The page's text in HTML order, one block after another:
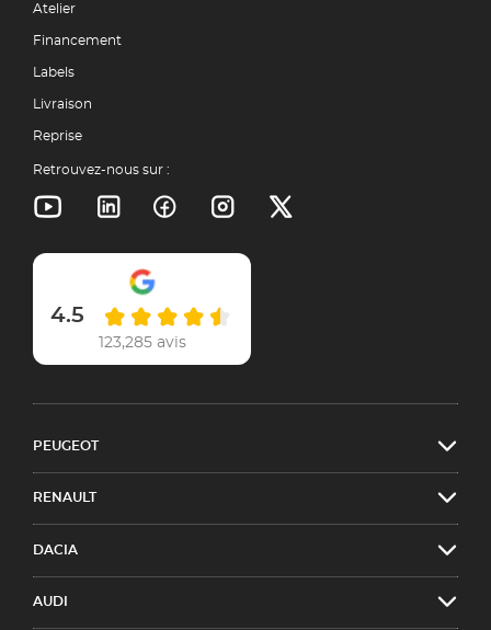
Atelier
Financement
Labels
Livraison
Reprise
Retrouvez-nous sur :
4.5
123,285 avis
PEUGEOT
RENAULT
DACIA
AUDI